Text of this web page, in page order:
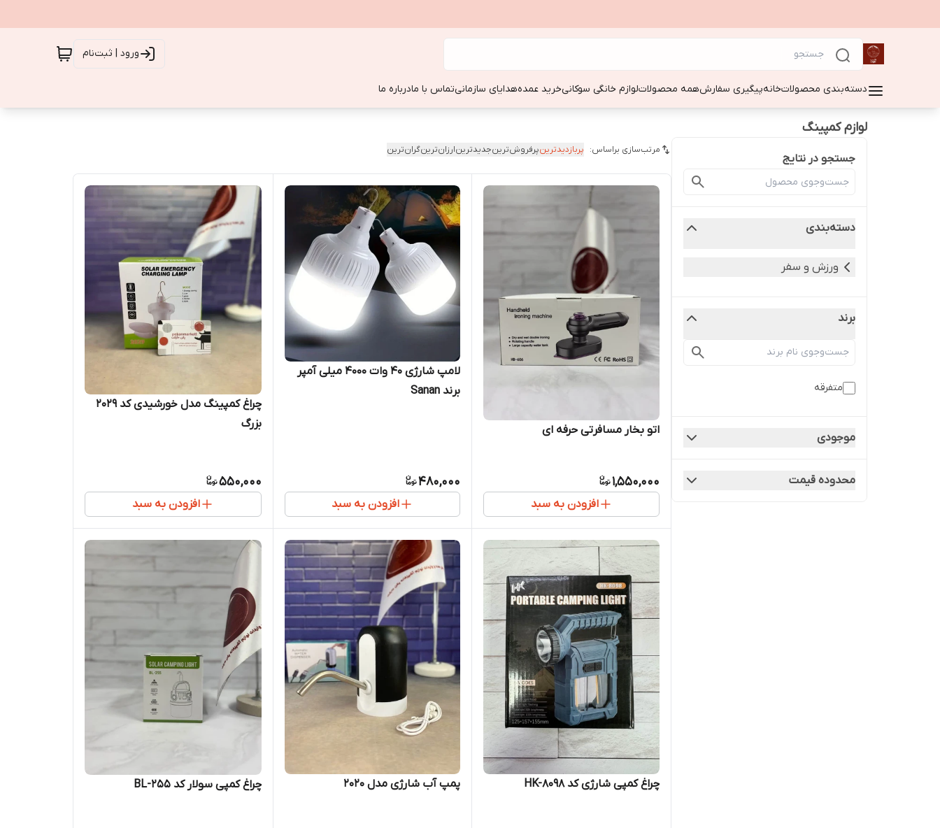
ورود | ثبت‌نام
دسته‌بندی محصولاتخانهپیگیری سفارشهمه محصولاتلوازم خانگی سوکانیخرید عمدههدایای سازمانیتماس با مادرباره ما
لوازم کمپینگ
جستجو در نتایج
دسته‌بندی
ورزش و سفر
برند
متفرقه
موجودی
محدوده قیمت
مرتب‌سازی براساس: پربازدیدترینپرفروش‌ترینجدیدترینارزان‌ترینگران‌ترین
اتو بخار مسافرتی حرفه ای
1,550,000
افزودن به سبد
لامپ شارژی 40 وات 4000 میلی آمپر
برند Sanan
480,000
افزودن به سبد
چراغ کمپینگ مدل خورشیدی کد 2029
بزرگ
550,000
افزودن به سبد
چراغ کمپی شارژی کد HK-8098 پمپ آب شارژی مدل 2020 چراغ کمپی سولار کد BL-255